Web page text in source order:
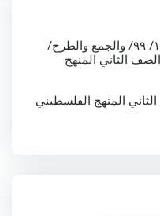
تجميعات الاعداد ضمن ٩٩٩/ ١٩٩/ ٩٩/ والجمع والطرح/
الثاني المنهج
المنهج الفلسطيني